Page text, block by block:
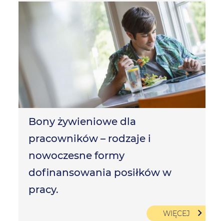
Bony żywieniowe dla
pracowników – rodzaje i
nowoczesne formy
dofinansowania posiłków w
pracy.
WIĘCEJ